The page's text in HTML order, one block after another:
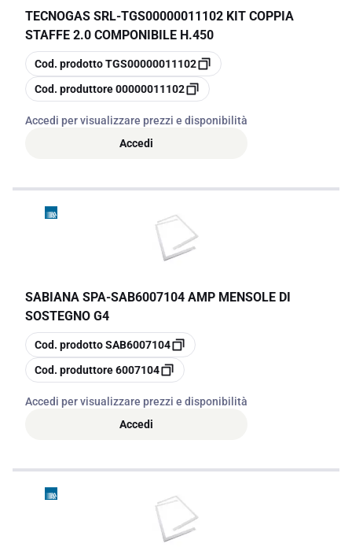
TECNOGAS SRL-TGS00000011102 KIT COPPIA
STAFFE 2.0 COMPONIBILE H.450
copia
Cod. prodottoTGS00000011102
copia
Cod. produttore00000011102
Accedi per visualizzare prezzi e disponibilità
Accedi
SABIANA SPA-SAB6007104 AMP MENSOLE DI
SOSTEGNO G4
copia
Cod. prodottoSAB6007104
copia
Cod. produttore6007104
Accedi per visualizzare prezzi e disponibilità
Accedi